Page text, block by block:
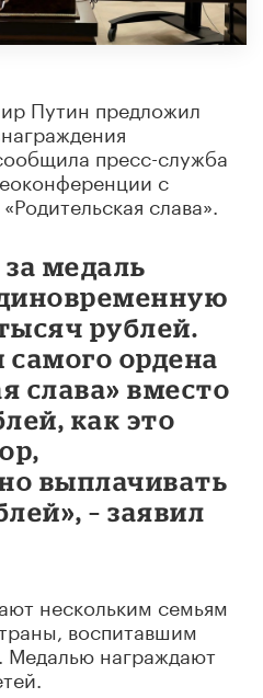
Путин предложил
пресс-служба
с
слава».
медаль
рублей.
ордена
слава» вместо
как это
выплачивать
– заявил
нескольким семьям
воспитавшим
Медалью награждают